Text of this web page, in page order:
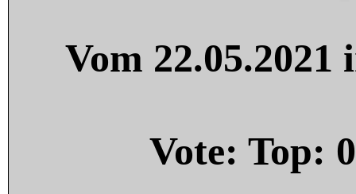
Vom
Vote: Top: 0